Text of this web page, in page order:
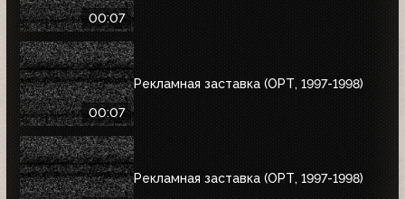
00:07
00:07
Рекламная заставка (ОРТ, 1997-1998)
Рекламная заставка (ОРТ, 1997-1998)